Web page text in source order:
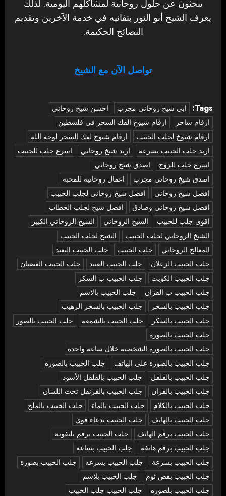
يبحثون عن حلول روحانية لمشاكلهم اليومية. لذلك
يعرف الشيخ أبو النور بتفانيه في خدمة الآخرين وتقديم
النصائح الحكيمة.
تواصل الآن مع الشيخ
Tags: ‏ابي شيخ روحاني مجرب
احسن شيخ روحاني
ارقام ساحر
ارقام شيوخ الفك السحر في فلسطين
ارقام شيوخ لجلب الحبيب
ارقام شيوخ لفك السحر لوجه الله
اريد جلب الحبيب بسرعة
اريد شيخ روحاني
اسرع جلب للحبيب
اسرع جلب للزوج
اصدق شيخ روحاني
اصدق شيخ روحاني مجرب
اعمال روحانية للمحبة
افضل شيخ روحاني
افضل شيخ روحاني لجلب الحبيب
افضل شيخ روحاني وصادق
افضل شيخ لجلب الخطاب
اقوى جلب للحبيب
الشيخ الروحاني
الشيخ الروحاني الكبير
الشيخ الروحاني لجلب الحبيب
الشيخ لجلب الحبيب
المعالج الروحاني
جلب الحبيب
جلب الحبيب البعيد
جلب الحبيب الزعلان
جلب الحبيب العنيد
جلب الحبيب الغضبان
جلب الحبيب الكويت
جلب الحبيب ب السكر
جلب الحبيب ب القران
جلب الحبيب بالاسم
جلب الحبيب بالسحر
جلب الحبيب بالسحر الرهيب
جلب الحبيب بالسكر
جلب الحبيب بالشمعة
جلب الحبيب بالصور
جلب الحبيب بالصورة
جلب الحبيب بالصورة الشخصية خلال ساعة واحدة
جلب الحبيب بالصورة على الهاتف
جلب الحبيب بالصوره
جلب الحبيب بالفلفل
جلب الحبيب بالفلفل الأسود
جلب الحبيب بالقران
جلب الحبيب بالقرنفل تحت اللسان
جلب الحبيب بالكلام
جلب الحبيب بالماء
جلب الحبيب بالملح
جلب الحبيب بالهاتف
جلب الحبيب بدعاء قوي
جلب الحبيب برقم الهاتف
جلب الحبيب برقم تليفونه
جلب الحبيب برقم هاتفه
جلب الحبيب بساعه
جلب الحبيب بسرعة
جلب الحبيب بسرعه
جلب الحبيب بصورة
جلب الحبيب بفص ثوم
جلب الحبيب بلاسم
جلب الحبيب بلصوره
جلب الحبيب جلب الحبيب